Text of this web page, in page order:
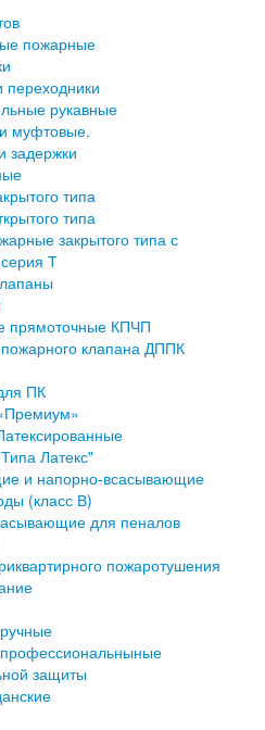
пожарные
переходники
рукавные
муфтовые.
задержки
типа
типа
закрытого типа с
Т
прямоточные КПЧП
клапана ДППК
ПК
Латекс"
и напорно-всасывающие
(класс В)
для пеналов
пожаротушения
защиты